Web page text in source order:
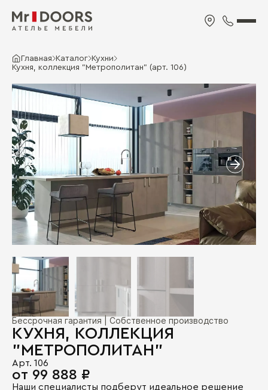
Главная Каталог Кухни
Кухня, коллекция "Метрополитан" (арт. 106)
Бессрочная гарантия | Собственное производство
КУХНЯ, КОЛЛЕКЦИЯ
"МЕТРОПОЛИТАН"
Арт. 106
от 99 888 ₽
Наши специалисты подберут идеальное решение